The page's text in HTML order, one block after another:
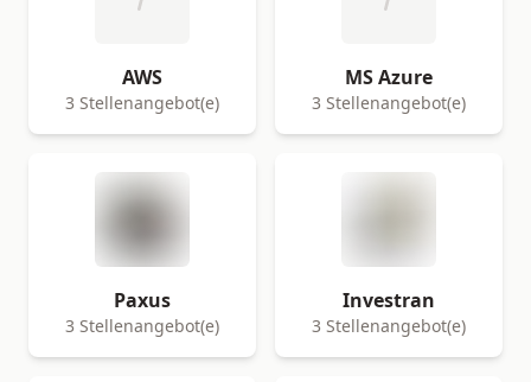
AWS
3 Stellenangebot(e)
MS Azure
3 Stellenangebot(e)
Paxus
3 Stellenangebot(e)
Investran
3 Stellenangebot(e)